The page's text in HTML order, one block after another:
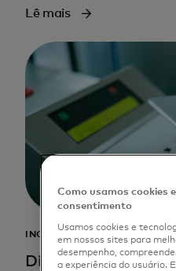
Lê mais
INOVAÇÃO
Digitising Europe’s
Como usamos cookies
consentimento
Usamos cookies e
em nossos sites para
desempenho,
a experiência do usuário.